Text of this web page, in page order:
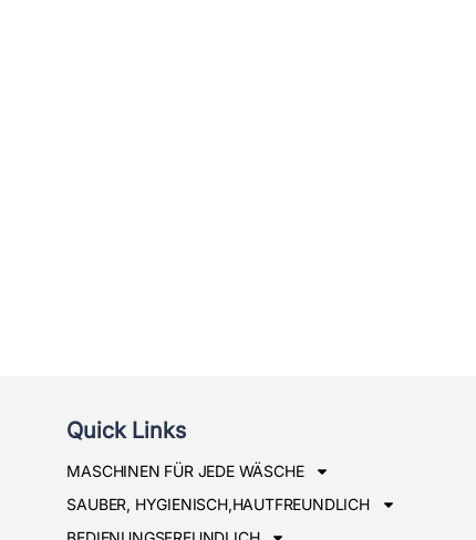
Quick Links
MASCHINEN FÜR JEDE WÄSCHE
SAUBER, HYGIENISCH,HAUTFREUNDLICH